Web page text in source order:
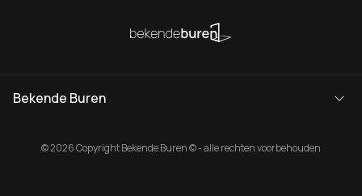
Bekende Buren
© 2026 Copyright Bekende Buren © - alle rechten voorbehouden